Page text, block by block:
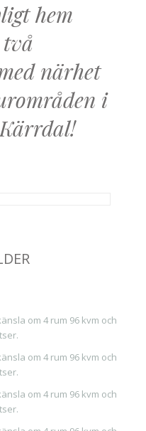
hem
två
närhet
i